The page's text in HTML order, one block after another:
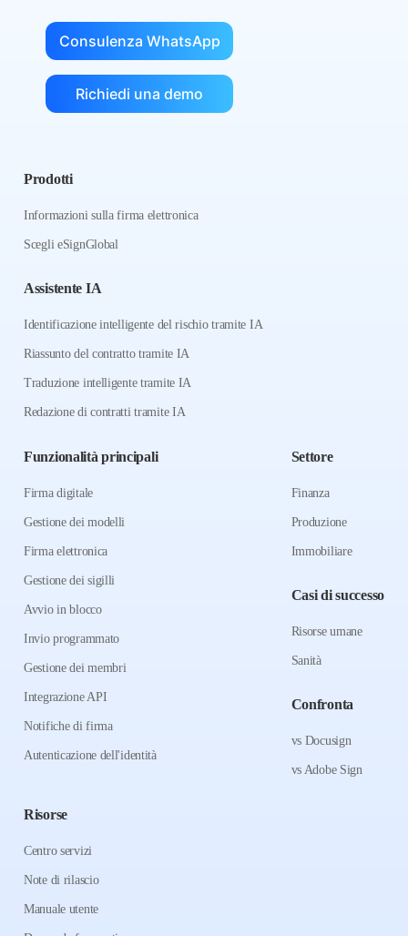
Consulenza WhatsApp
Richiedi una demo
Prodotti
Informazioni sulla firma elettronica
Scegli eSignGlobal
Assistente IA
Identificazione intelligente del rischio tramite IA
Riassunto del contratto tramite IA
Traduzione intelligente tramite IA
Redazione di contratti tramite IA
Funzionalità principali
Firma digitale
Gestione dei modelli
Firma elettronica
Gestione dei sigilli
Avvio in blocco
Invio programmato
Gestione dei membri
Integrazione API
Notifiche di firma
Autenticazione dell'identità
Settore
Finanza
Produzione
Immobiliare
Casi di successo
Risorse umane
Sanità
Confronta
vs Docusign
vs Adobe Sign
Risorse
Centro servizi
Note di rilascio
Manuale utente